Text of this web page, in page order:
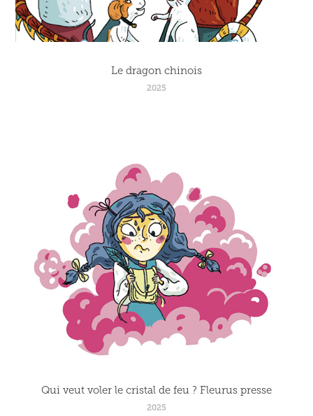
Le dragon chinois
2025
Qui veut voler le cristal de feu ? Fleurus presse
2025